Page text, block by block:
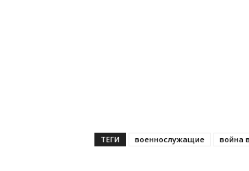
ТЕГИ военнослужащие война